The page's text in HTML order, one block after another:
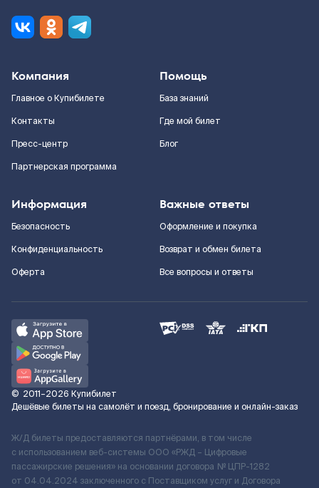
Компания
Главное о Купибилете
Контакты
Пресс-центр
Партнерская программа
Помощь
База знаний
Где мой билет
Блог
Информация
Безопасность
Конфиденциальность
Оферта
Важные ответы
Оформление и покупка
Возврат и обмен билета
Все вопросы и ответы
© 2011–2026 Купибилет
Дешёвые билеты на самолёт и поезд, бронирование и онлайн-заказ
Ж/Д билеты предоставляются партнёрами, в том числе
с использованием веб-системы ООО «РЖД – Цифровые
пассажирские решения» на основании договора № ЦПР-1282
от 04.04.2024 заключенного с Поставщиком услуг и Договора